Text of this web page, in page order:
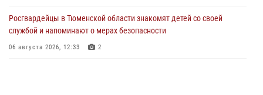
Росгвардейцы в Тюменской области знакомят детей со своей
службой и напоминают о мерах безопасности
06 августа 2026, 12:33 2